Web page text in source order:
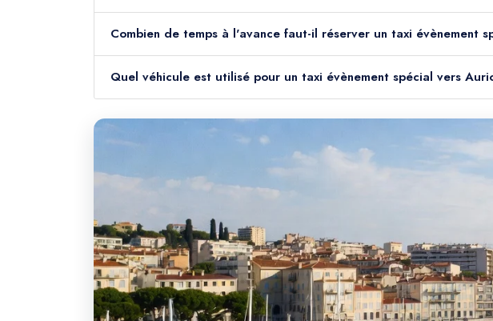
Combien de temps à l'avance faut-il réserver un taxi
Quel véhicule est utilisé pour un taxi évènement spécial vers